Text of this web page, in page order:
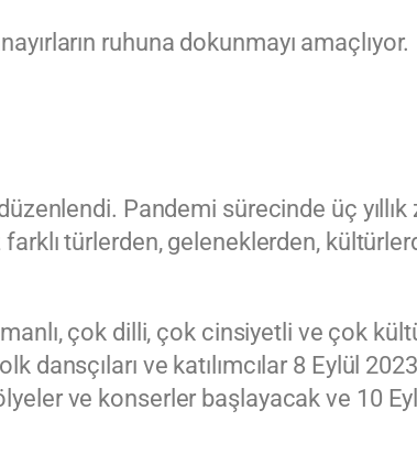
ruhuna dokunmayı amaçlıyor.
Pandemi sürecinde üç
türlerden, geleneklerden,
çok dilli, çok cinsiyetli ve çok
dansçıları ve katılımcılar 8 Eylül
ve konserler başlayacak ve 10